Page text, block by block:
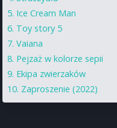
Ice Cream Man
Toy story 5
Vaiana
Pejzaż w kolorze sepii
Ekipa zwierzaków
Zaproszenie (2022)